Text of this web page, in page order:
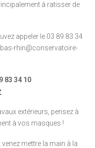
à ratisser de
appeler le 03 89 83 34
rhin@conservatoire-
83 34 10
extérieurs, pensez à
à vos masques !
mettre la main à la